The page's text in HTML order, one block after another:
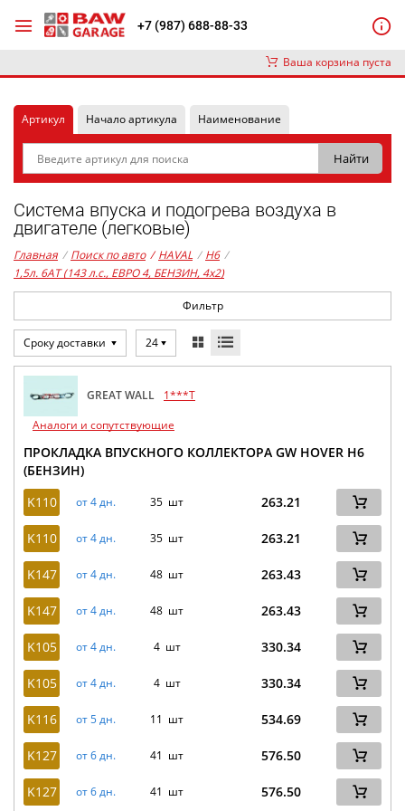
+7 (987) 688-88-33
Ваша корзина пуста
Артикул Начало артикула Наименование
Система впуска и подогрева воздуха в
двигателе (легковые)
Главная / Поиск по авто / HAVAL / H6 /
1,5л. 6AT (143 л.с., ЕВРО 4, БЕНЗИН, 4x2)
Фильтр
Сроку доставки 24
GREAT WALL
1***T
Аналоги и сопутствующие
ПРОКЛАДКА ВПУСКНОГО КОЛЛЕКТОРА GW HOVER H6
(БЕНЗИН)
K110
от 4 дн. 35 шт 263.21
K110 от 4 дн. 35 шт 263.21
K147 от 4 дн. 48 шт 263.43
K147 от 4 дн. 48 шт 263.43
K105 от 4 дн. 4 шт 330.34
K105 от 4 дн. 4 шт 330.34
K116 от 5 дн. 11 шт 534.69
K127 от 6 дн. 41 шт 576.50
K127 от 6 дн. 41 шт 576.50